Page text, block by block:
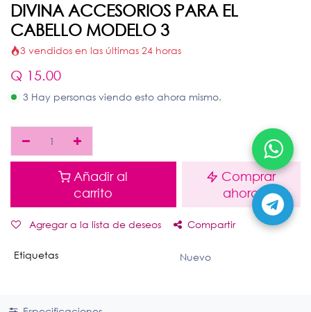
DIVINA ACCESORIOS PARA EL
CABELLO MODELO 3
3 vendidos en las últimas 24 horas
Q 15.00
3 Hay personas viendo esto ahora mismo.
Añadir al
carrito
Comprar
ahora
Agregar a la lista de deseos Compartir
Etiquetas Nuevo